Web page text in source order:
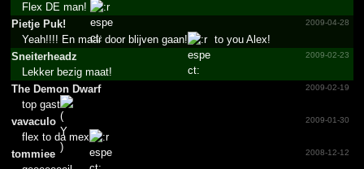
Flex DE man!
Pietje Puk!
2009-04-28
Yeah!!!! En maar door blijven gaan!
to you Alex!
Sneiterheadz
2009-02-23
Lekker bezig maat!
The Demon Dwarf
2009-02-19
top gast
vavaculo
2009-01-30
flex to da mex
tommiee
2008-12-12